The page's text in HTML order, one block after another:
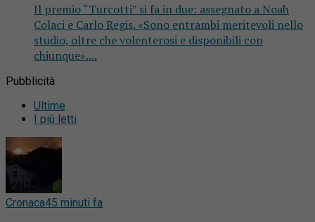
Il premio “Turcotti” si fa in due: assegnato a Noah
Colaci e Carlo Regis. «Sono entrambi meritevoli nello
studio, oltre che volenterosi e disponibili con
chiunque»....
Pubblicità
Ultime
I più letti
Cronaca45 minuti fa